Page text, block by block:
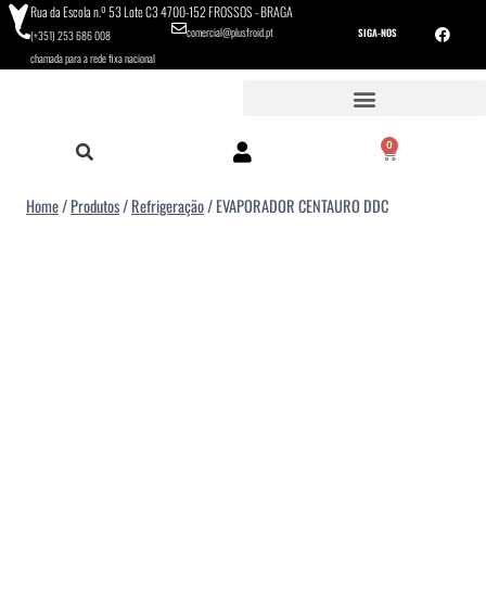
Rua da Escola n.º 53 Lote C3 4700-152 FROSSOS - BRAGA
(+351) 253 686 008
chamada para a rede fixa nacional
comercial@plusfroid.pt SIGA-NOS
0
Home/Produtos/Refrigeração/EVAPORADOR CENTAURO DDC